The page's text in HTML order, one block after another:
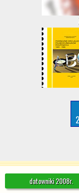
datowniki 2008r.